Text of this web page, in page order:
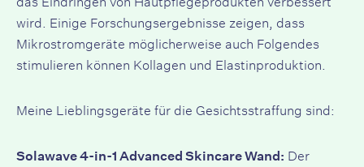
wird. Einige Forschungsergebnisse zeigen, dass
Mikrostromgeräte möglicherweise auch Folgendes
stimulieren können Kollagen und Elastinproduktion.
Meine Lieblingsgeräte für die Gesichtsstraffung sind:
Solawave 4-in-1 Advanced Skincare Wand: Der